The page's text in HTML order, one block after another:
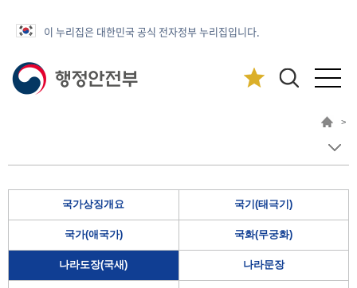
이 누리집은 대한민국 공식 전자정부 누리집입니다.
>
국가상징개요 국기(태극기)
국가(애국가) 국화(무궁화)
나라도장(국새) 나라문장